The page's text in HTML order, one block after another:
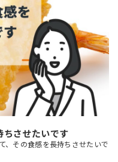
ちさせたいです
、その食感を長持ちさせたいで